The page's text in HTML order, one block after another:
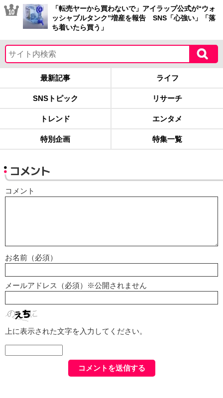
「転売ヤーから買わないで」アイラップ公式が“ウォ
ッシャブルタンク”増産を報告 SNS「心強い」「落
ち着いたら買う」
最新記事 ライフ
SNSトピック リサーチ
トレンド エンタメ
特別企画 特集一覧
コメント
コメント
お名前（必須）
メールアドレス（必須）※公開されません
上に表示された文字を入力してください。